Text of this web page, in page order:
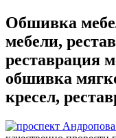
Обшивка
мебели,
реставрация
обшивка
кресел,